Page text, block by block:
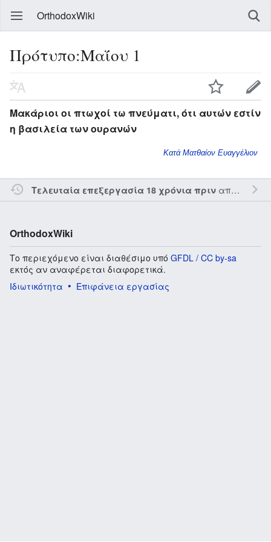
OrthodoxWiki
Πρότυπο:Μαΐου 1
Μακάριοι οι πτωχοί τω πνεύματι, ότι αυτών εστίν
η βασιλεία των ουρανών
Κατά Ματθαίον Ευαγγέλιον
Τελευταία επεξεργασία 18 χρόνια πριναπό τον την
OrthodoxWiki
Το περιεχόμενο είναι διαθέσιμο υπό GFDL / CC by-sa
εκτός αν αναφέρεται διαφορετικά.
Ιδιωτικότητα
Επιφάνεια εργασίας